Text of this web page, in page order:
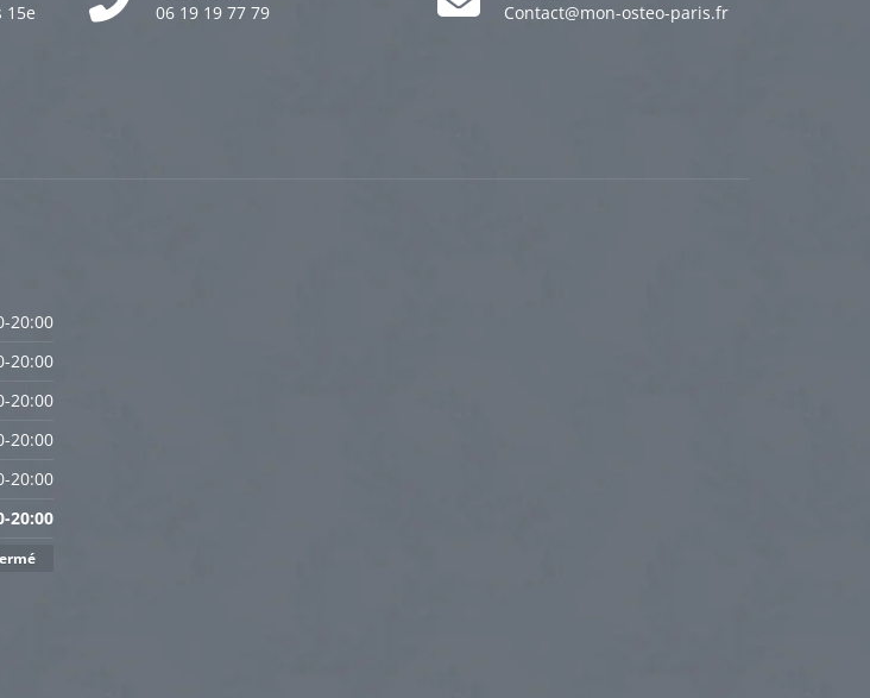
15e 06 19 19 77 79 Contact@mon-osteo-paris.fr
20:00
20:00
20:00
20:00
20:00
20:00